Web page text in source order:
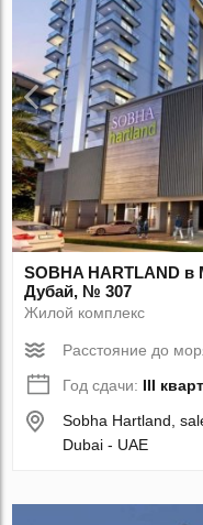
SOBHA HARTLAND
Дубай, № 307
Жилой комплекс
Расстояние до
Год сдачи: III
Sobha Hartland,
Dubai - UAE